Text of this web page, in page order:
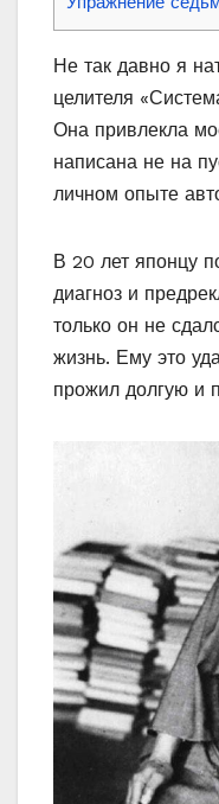
Не так давно я
целителя
Она привлекла
написана не на
личном опыте
В 20 лет японцу
диагноз и
только он не
жизнь. Ему это
прожил долгую и